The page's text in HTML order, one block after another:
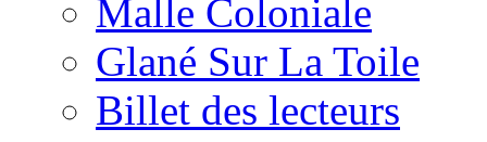
Malle Coloniale
Glané Sur La Toile
Billet des lecteurs